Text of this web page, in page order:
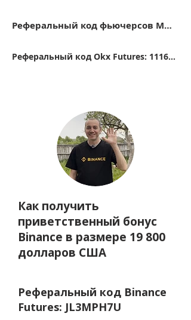
Реферальный код фьючерсов Mexc 14FB5
Реферальный код Okx Futures: 11162416
Как получить
приветственный бонус
Binance в размере 19 800
долларов США
Реферальный код Binance
Futures: JL3MPH7U